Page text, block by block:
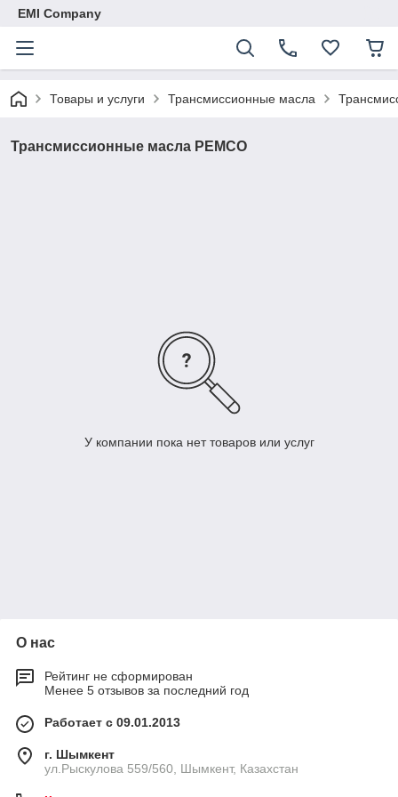
EMI Company
Товары и услуги Трансмиссионные масла
Трансмиссионные масла PEMCO
У компании пока нет товаров или услуг
О нас
Рейтинг не сформирован
Менее 5 отзывов за последний год
Работает с 09.01.2013
г. Шымкент
ул.Рыскулова 559/560, Шымкент, Казахстан